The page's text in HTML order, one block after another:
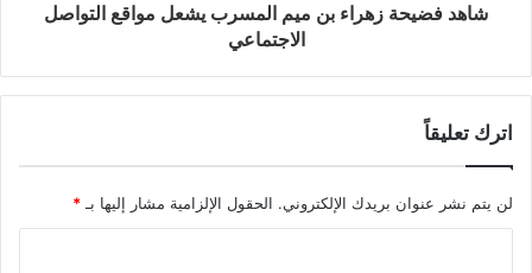
شاهد فضيحة زهراء بن ميم المسرب يشعل مواقع التواصل
الاجتماعي
اترك تعليقاً
لن يتم نشر عنوان بريدك الإلكتروني. الحقول الإلزامية مشار إليها بـ*